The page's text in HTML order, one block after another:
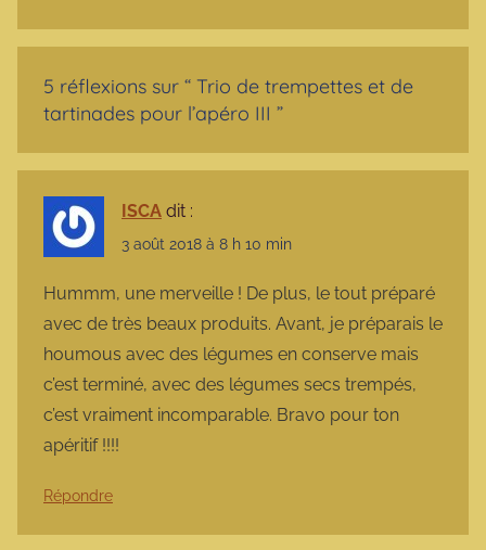
5 réflexions sur “ Trio de trempettes et de
tartinades pour l’apéro III ”
ISCA dit :
3 août 2018 à 8 h 10 min
Hummm, une merveille ! De plus, le tout préparé
avec de très beaux produits. Avant, je préparais le
houmous avec des légumes en conserve mais
c’est terminé, avec des légumes secs trempés,
c’est vraiment incomparable. Bravo pour ton
apéritif !!!!
Répondre